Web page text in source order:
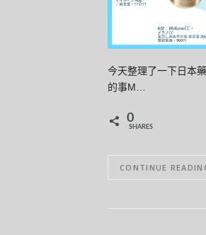
今天整理了一下日本
的事M…
0
SHARES
CONTINUE